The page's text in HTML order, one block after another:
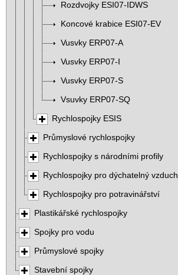
Rozdvojky ESI07-IDWS
Koncové krabice ESI07-EV
Vusvky ERP07-A
Vusvky ERP07-I
Vusvky ERP07-S
Vsuvky ERP07-SQ
Rychlospojky ESIS
Průmyslové rychlospojky
Rychlospojky s národními profily
Rychlospojky pro dýchatelný vzduch
Rychlospojky pro potravinářství
Plastikářské rychlospojky
Spojky pro vodu
Průmyslové spojky
Stavební spojky